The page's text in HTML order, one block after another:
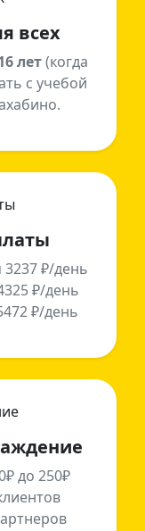
всех
лет(когда
с учебой
₽/день
₽/день
₽/день
до 250₽